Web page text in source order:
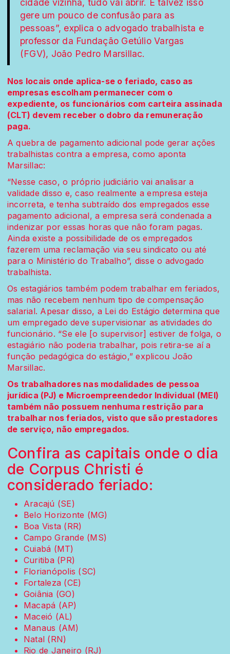
cidade vizinha, tudo vai abrir. E talvez isso
gere um pouco de confusão para as
pessoas”, explica o advogado trabalhista e
professor da Fundação Getúlio Vargas
(FGV), João Pedro Marsillac.
Nos locais onde aplica-se o feriado, caso as
empresas escolham permanecer com o
expediente, os funcionários com carteira assinada
(CLT) devem receber o dobro da remuneração
paga.
A quebra de pagamento adicional pode gerar ações
trabalhistas contra a empresa, como aponta
Marsillac:
“Nesse caso, o próprio judiciário vai analisar a
validade disso e, caso realmente a empresa esteja
incorreta, e tenha subtraído dos empregados esse
pagamento adicional, a empresa será condenada a
indenizar por essas horas que não foram pagas.
Ainda existe a possibilidade de os empregados
fazerem uma reclamação via seu sindicato ou até
para o Ministério do Trabalho”, disse o advogado
trabalhista.
Os estagiários também podem trabalhar em feriados,
mas não recebem nenhum tipo de compensação
salarial. Apesar disso, a Lei do Estágio determina que
um empregado deve supervisionar as atividades do
funcionário. “Se ele [o supervisor] estiver de folga, o
estagiário não poderia trabalhar, pois retira-se aí a
função pedagógica do estágio,” explicou João
Marsillac.
Os trabalhadores nas modalidades de pessoa
jurídica (PJ) e Microempreendedor Individual (MEI)
também não possuem nenhuma restrição para
trabalhar nos feriados, visto que são prestadores
de serviço, não empregados.
Confira as capitais onde o dia
de Corpus Christi é
considerado feriado:
Aracajú (SE)
Belo Horizonte (MG)
Boa Vista (RR)
Campo Grande (MS)
Cuiabá (MT)
Curitiba (PR)
Florianópolis (SC)
Fortaleza (CE)
Goiânia (GO)
Macapá (AP)
Maceió (AL)
Manaus (AM)
Natal (RN)
Rio de Janeiro (RJ)